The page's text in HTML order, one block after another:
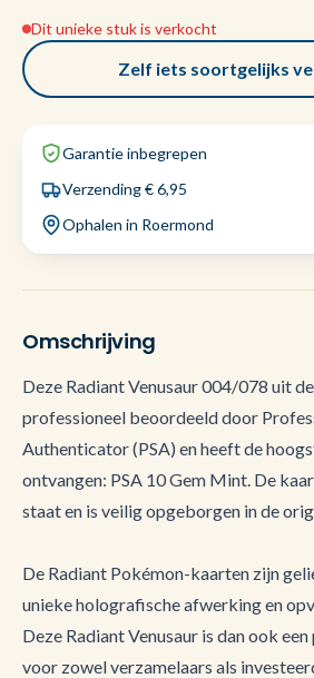
Dit unieke stuk is verkocht
Zelf iets soortgelijks
Garantie inbegrepen
Verzending € 6,95
Ophalen in Roermond
Omschrijving
Deze Radiant Venusaur 004/078 uit
professioneel beoordeeld door
Authenticator (PSA) en heeft de
ontvangen: PSA 10 Gem Mint. De
staat en is veilig opgeborgen in de
De Radiant Pokémon-kaarten zijn
unieke holografische afwerking en
Deze Radiant Venusaur is dan ook
voor zowel verzamelaars als